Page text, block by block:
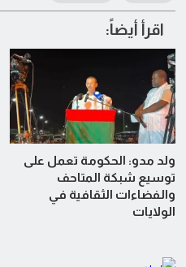
اقرأ أيضاً:
ولد مدو: الحكومة تعمل على
توسيع شبكة المتاحف
والفضاءات الثقافية في
الولايات